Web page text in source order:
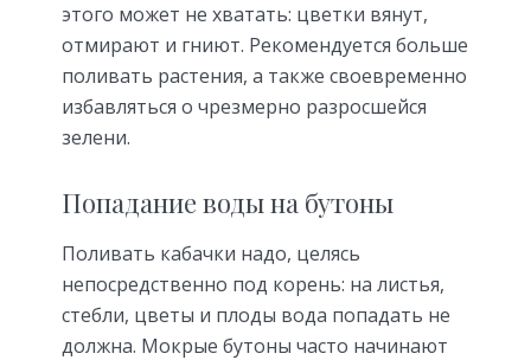
этого может не хватать: цветки вянут,
отмирают и гниют. Рекомендуется больше
поливать растения, а также своевременно
избавляться о чрезмерно разросшейся
зелени.
Попадание воды на бутоны
Поливать кабачки надо, целясь
непосредственно под корень: на листья,
стебли, цветы и плоды вода попадать не
должна. Мокрые бутоны часто начинают